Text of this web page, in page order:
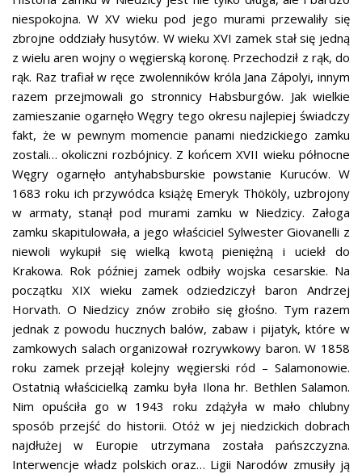
niespokojna. W XV wieku pod jego murami przewaliły się
zbrojne oddziały husytów. W wieku XVI zamek stał się jedną
z wielu aren wojny o węgierską koronę. Przechodził z rąk, do
rąk. Raz trafiał w ręce zwolenników króla Jana Zápolyi, innym
razem przejmowali go stronnicy Habsburgów. Jak wielkie
zamieszanie ogarnęło Węgry tego okresu najlepiej świadczy
fakt, że w pewnym momencie panami niedzickiego zamku
zostali… okoliczni rozbójnicy. Z końcem XVII wieku północne
Węgry ogarnęło antyhabsburskie powstanie Kuruców. W
1683 roku ich przywódca książę Emeryk Thököly, uzbrojony
w armaty, stanął pod murami zamku w Niedzicy. Załoga
zamku skapitulowała, a jego właściciel Sylwester Giovanelli z
niewoli wykupił się wielką kwotą pieniężną i uciekł do
Krakowa. Rok później zamek odbiły wojska cesarskie. Na
początku XIX wieku zamek odziedziczył baron Andrzej
Horvath. O Niedzicy znów zrobiło się głośno. Tym razem
jednak z powodu hucznych balów, zabaw i pijatyk, które w
zamkowych salach organizował rozrywkowy baron. W 1858
roku zamek przejął kolejny węgierski ród – Salamonowie.
Ostatnią właścicielką zamku była Ilona hr. Bethlen Salamon.
Nim opuściła go w 1943 roku zdążyła w mało chlubny
sposób przejść do historii. Otóż w jej niedzickich dobrach
najdłużej w Europie utrzymana została pańszczyzna.
Interwencje władz polskich oraz… Ligii Narodów zmusiły ją